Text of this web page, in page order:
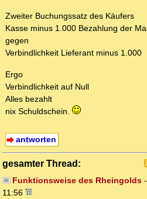
Zweiter Buchungssatz des Käufers
Kasse minus 1.000 Bezahlung der
gegen
Verbindlichkeit Lieferant minus 1.000
Ergo
Verbindlichkeit auf Null
Alles bezahlt
nix Schuldschein.
antworten
gesamter Thread:
Funktionsweise des Rheingolds-
11:56